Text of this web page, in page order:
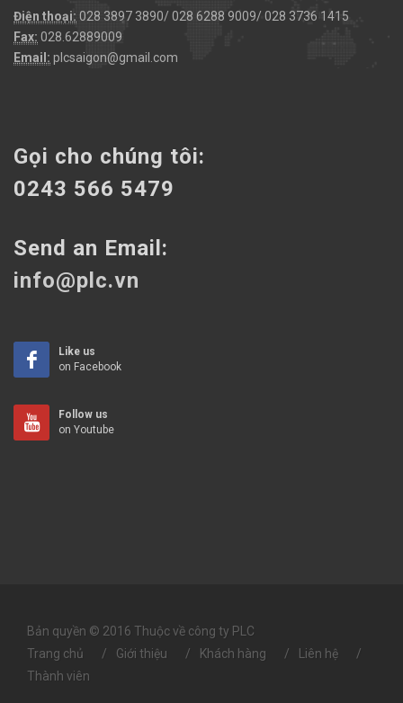
Điện thoại: 028 3897 3890/ 028 6288 9009/ 028 3736 1415
Fax: 028.62889009
Email: plcsaigon@gmail.com
Gọi cho chúng tôi:
0243 566 5479
Send an Email:
info@plc.vn
Like us
on Facebook
Follow us
on Youtube
Bản quyền © 2016 Thuộc về công ty PLC
Trang chủ
Giới thiệu Khách hàng
Liên hệ
Thành viên